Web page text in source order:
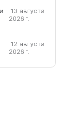
13 августа
2026 г.
12 августа
2026 г.